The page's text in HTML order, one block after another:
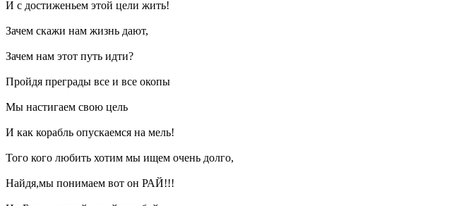
И с достиженьем этой цели жить!
Зачем скажи нам жизнь дают,
Зачем нам этот путь идти?
Пройдя преграды все и все окопы
Мы настигаем свою цель
И как корабль опускаемся на мель!
Того кого любить хотим мы ищем очень долго,
Найдя,мы понимаем вот он РАЙ!!!